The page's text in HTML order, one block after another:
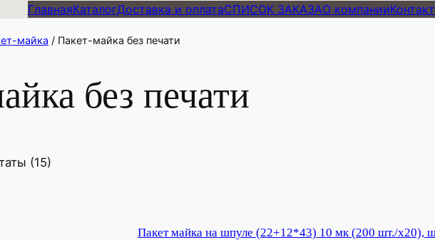
ГлавнаяКаталогДоставка и оплатаСПИСОК ЗАКАЗАО компании
майка / Пакет-майка без печати
без печати
(15)
Пакет майка на шпуле (22+12*43) 10 мк (200 шт./х20),